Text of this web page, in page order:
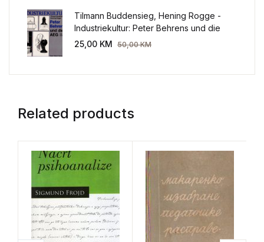
Tilmann Buddensieg, Hening Rogge -
Industriekultur: Peter Behrens und die
AEG 1907-1914.
25,00 KM 50,00KM
Related products